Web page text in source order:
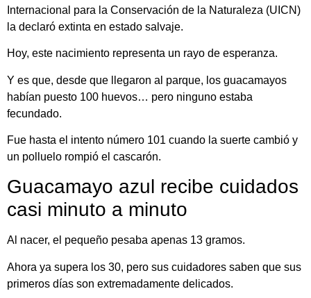
Internacional para la Conservación de la Naturaleza (UICN)
la declaró extinta en estado salvaje.
Hoy, este nacimiento representa un rayo de esperanza.
Y es que, desde que llegaron al parque, los guacamayos
habían puesto 100 huevos… pero ninguno estaba
fecundado.
Fue hasta el intento número 101 cuando la suerte cambió y
un polluelo rompió el cascarón.
Guacamayo azul recibe cuidados
casi minuto a minuto
Al nacer, el pequeño pesaba apenas 13 gramos.
Ahora ya supera los 30, pero sus cuidadores saben que sus
primeros días son extremadamente delicados.